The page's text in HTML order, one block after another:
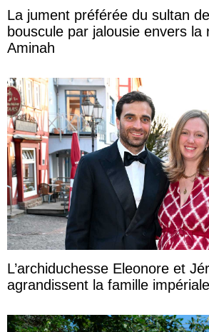
La jument préférée du sultan
bouscule par jalousie envers la
Aminah
L’archiduchesse Eleonore et
agrandissent la famille